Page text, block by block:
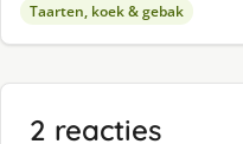
Taarten, koek & gebak
2 reacties